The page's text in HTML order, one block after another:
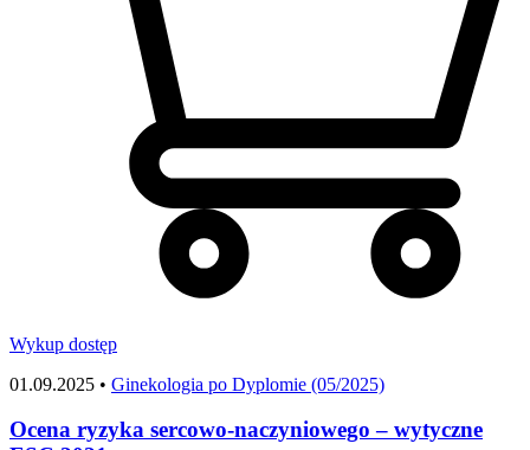
Wykup dostęp
01.09.2025 • Ginekologia po Dyplomie (05/2025)
Ocena ryzyka sercowo-naczyniowego – wytyczne